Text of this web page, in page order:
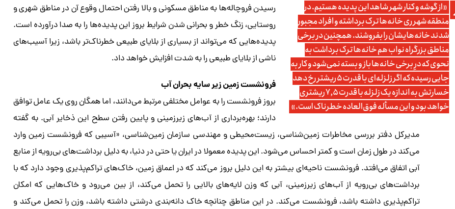
«از گوشه و کنار شهر شاهد این پدیده هستیم. در
منطقه شهر ری خانه‌ها ترک برداشته و افراد مجبور
شدند خانه‌هایشان را بفروشند. همچنین در برخی
مناطق بزرگراه نواب هم خانه‌ها ترک برداشت به
نحوی که درِ برخی خانه‌ها باز و بسته نمی‌شود و کار به
جایی رسیده که اگر زلزله‌ای با قدرت ۵ ریشتر رخ دهد
خسارتش به اندازه یک زلزله با قدرت ۷,۵ ریشتری
خواهد بود و این مسأله فوق‌العاده خطرناک است.»
رسیدن فروچاله‌ها به مناطق مسکونی و بالا رفتن احتمال وقوع آن در مناطق شهری و
روستایی، زنگ خطر و بحرانی شدن شرایط بروز این پدیده‌ها را به صدا درآورده است.
پدیده‌هایی که می‌تواند از بسیاری از بلایای طبیعی خطرناک‌تر باشد، زیرا آسیب‌های
ناشی از بلایای طبیعی را به شدت افزایش خواهد داد.
فرونشست زمین زیر سایه بحران آب
بروز فرونشست را به عوامل مختلفی مرتبط می‌دانند، اما همگان روی یک عامل توافق
دارند؛ بهره‌برداری از آب‌های زیرزمینی و پایین رفتن سطح این ذخایر آبی. به گفته
مدیرکل دفتر بررسی مخاطرات زمین‌شناسی، زیست‌محیطی و مهندسی سازمان زمین‌شناسی، «آسیبی که فرونشست زمین وارد
می‌کند در طول زمان است و کمتر احساس می‌شود. این پدیده معمولا در ایران یا حتی در دنیا، به دلیل برداشت‌های بی‌رویه از منابع
آبی اتفاق می‌افتد. فرونشست ناحیه‌ای بیشتر به این دلیل بروز می‌کند که در اعماق زمین، خاک‌های تراکم‌پذیری وجود دارد که با
برداشت‌های بی‌رویه از آب‌های زیرزمینی، آبی که وزن لایه‌های بالایی را تحمل می‌کند، از بین می‌رود و خاک‌هایی که امکان
تراکم‌پذیری داشته باشد، فرونشست می‌کند. در این مناطق چنانچه خاک دانه‌بندی درشتی داشته باشد، وزن را تحمل می‌کند و